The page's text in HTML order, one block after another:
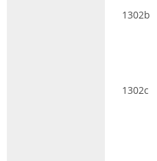
1302b
1302c